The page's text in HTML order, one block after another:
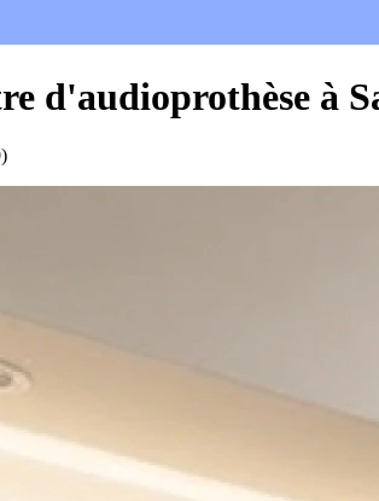
d'audioprothèse à